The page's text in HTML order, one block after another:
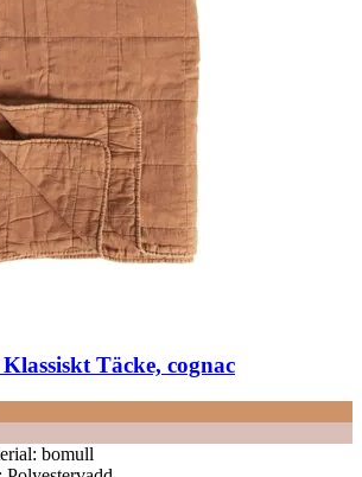
Klassiskt Täcke, cognac
bomull